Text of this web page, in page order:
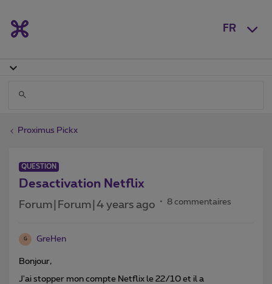
FR
Proximus Pickx
QUESTION
Desactivation Netflix
Forum|Forum|4 years ago 8 commentaires
G GreHen
Bonjour,
J'ai stopper mon compte Netflix le 22/10 et il a